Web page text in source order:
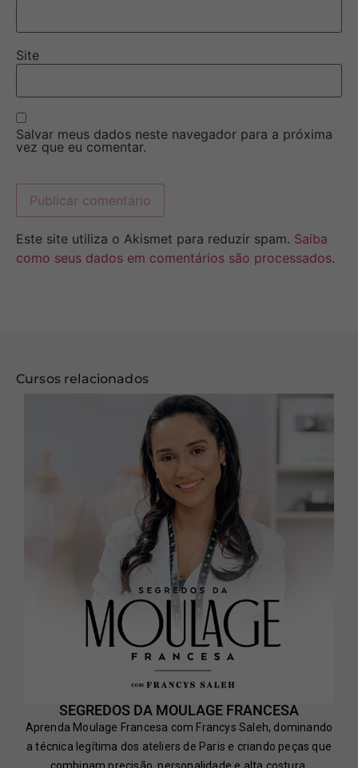
Site
Salvar meus dados neste navegador para a próxima
vez que eu comentar.
Este site utiliza o Akismet para reduzir spam. Saiba
como seus dados em comentários são processados.
Cursos relacionados
SEGREDOS DA MOULAGE FRANCESA
Aprenda Moulage Francesa com Francys Saleh, dominando
a técnica legítima dos ateliers de Paris e criando peças que